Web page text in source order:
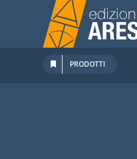
contenuto
PRODOTTI